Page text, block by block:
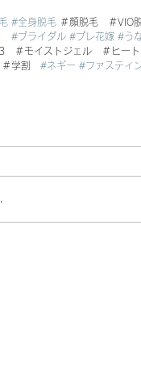
#全身脱毛 ＃顔脱毛　＃VIO
#ブライダル #プレ花嫁 #う
＃モイストジェル　＃ヒー
＃学割 #ネギー #ファスティ